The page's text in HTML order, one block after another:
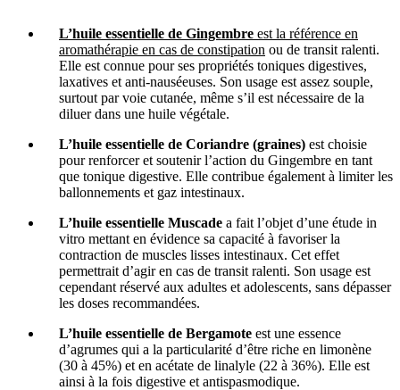
L’huile essentielle de Gingembre est la référence en
aromathérapie en cas de constipation ou de transit ralenti.
Elle est connue pour ses propriétés toniques digestives,
laxatives et anti-nauséeuses. Son usage est assez souple,
surtout par voie cutanée, même s’il est nécessaire de la
diluer dans une huile végétale.
L’huile essentielle de Coriandre (graines) est choisie
pour renforcer et soutenir l’action du Gingembre en tant
que tonique digestive. Elle contribue également à limiter les
ballonnements et gaz intestinaux.
L’huile essentielle Muscade a fait l’objet d’une étude in
vitro mettant en évidence sa capacité à favoriser la
contraction de muscles lisses intestinaux. Cet effet
permettrait d’agir en cas de transit ralenti. Son usage est
cependant réservé aux adultes et adolescents, sans dépasser
les doses recommandées.
L’huile essentielle de Bergamote est une essence
d’agrumes qui a la particularité d’être riche en limonène
(30 à 45%) et en acétate de linalyle (22 à 36%). Elle est
ainsi à la fois digestive et antispasmodique.